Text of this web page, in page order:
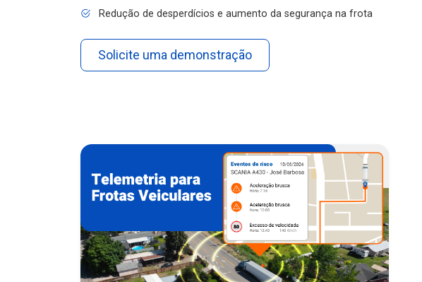
Redução de desperdícios e aumento da segurança na frota
Solicite uma demonstração